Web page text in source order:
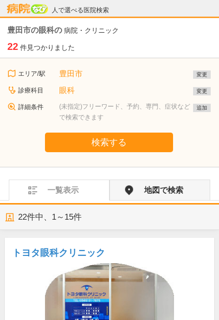
人で選べる医院検索
病院なび
豊田市の眼科の 病院・クリニック
22 件見つかりました
エリア/駅 豊田市 変更
診療科目 眼科 変更
詳細条件
(未指定)フリーワード、予約、専門、症状など
で検索できます
追加
検索する
一覧表示 地図で検索
22件中、 1～15件
トヨタ眼科クリニック